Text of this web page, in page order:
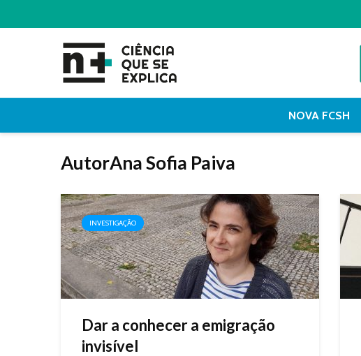
NOVA FCSH
AutorAna Sofia Paiva
INVESTIGAÇÃO
Dar a conhecer a emigração
invisível